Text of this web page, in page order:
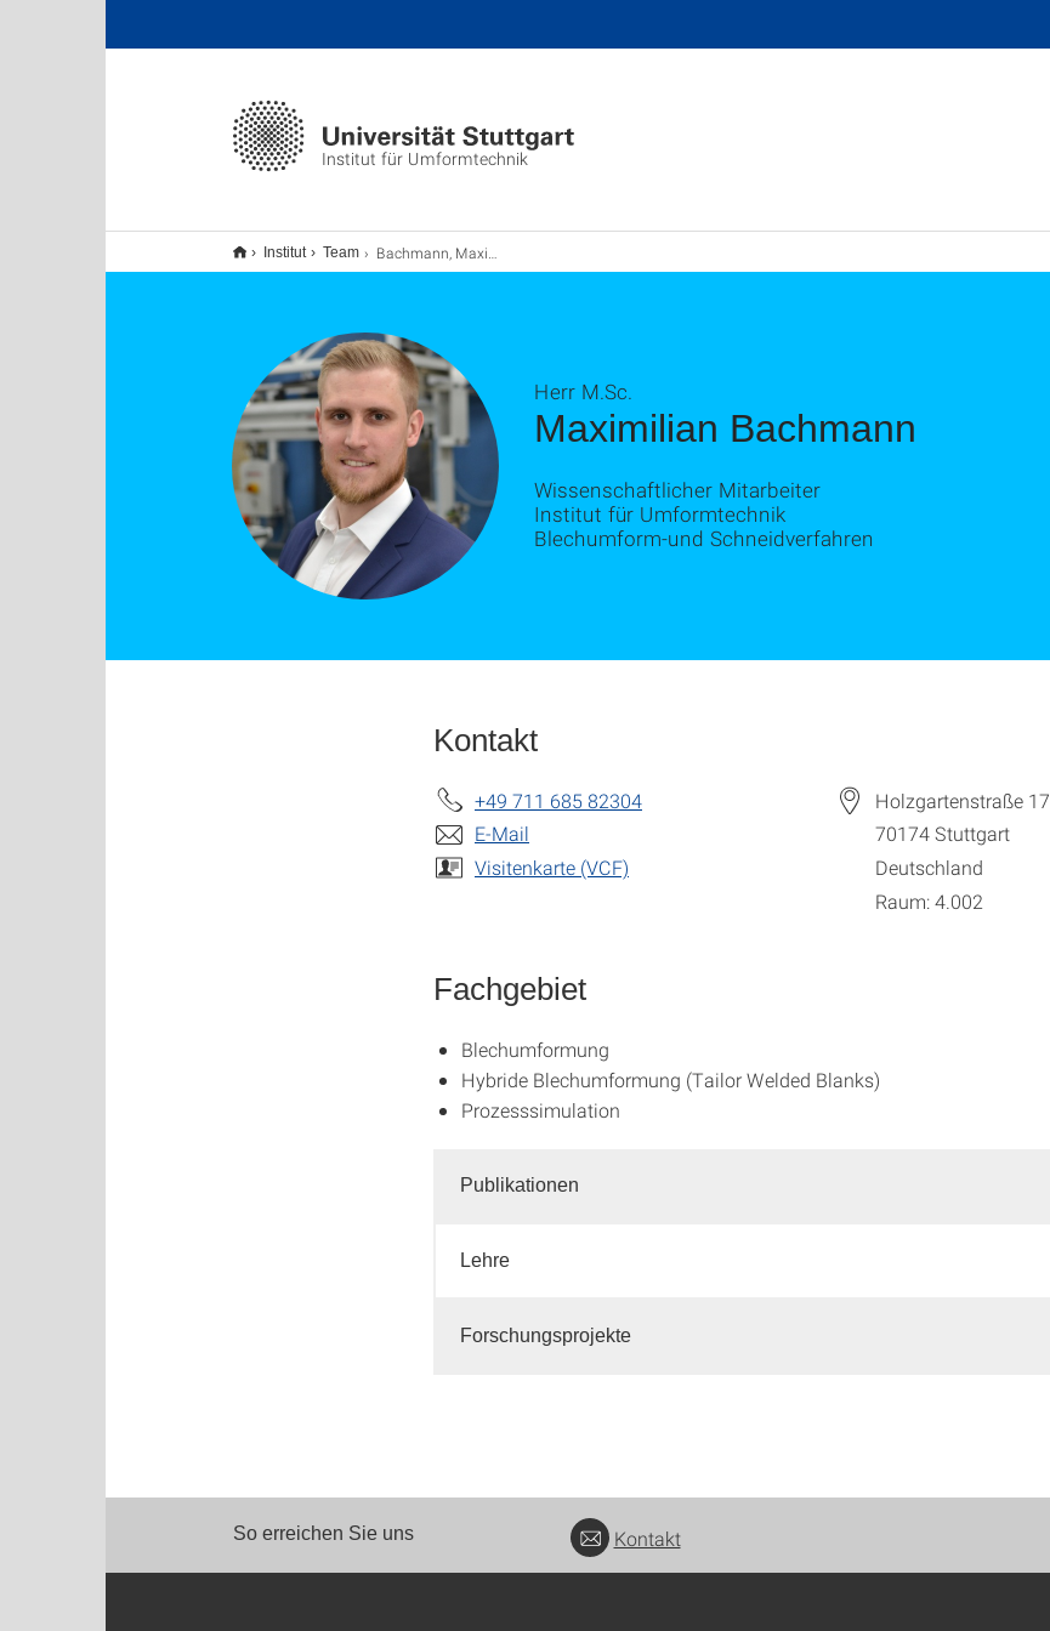
Institut für Umformtechnik
Institut Team Bachmann, Maximilian
Maximilian Bachmann
Herr M.Sc.
Wissenschaftlicher Mitarbeiter
Institut für Umformtechnik
Blechumform-und Schneidverfahren
Kontakt
+49 711 685 82304
E-Mail
Visitenkarte (VCF)
Holzgartenstraße 17
70174Stuttgart
Deutschland
Raum: 4.002
Fachgebiet
Blechumformung
Hybride Blechumformung (Tailor Welded Blanks)
Prozesssimulation
Publikationen
Lehre
Forschungsprojekte
So erreichen Sie uns Kontakt